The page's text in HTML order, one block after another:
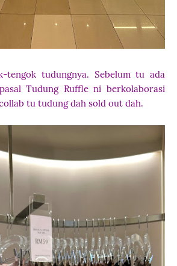
tengok tudungnya. Sebelum tu ada
Tudung Ruffle ni berkolaborasi
tu tudung dah sold out dah.